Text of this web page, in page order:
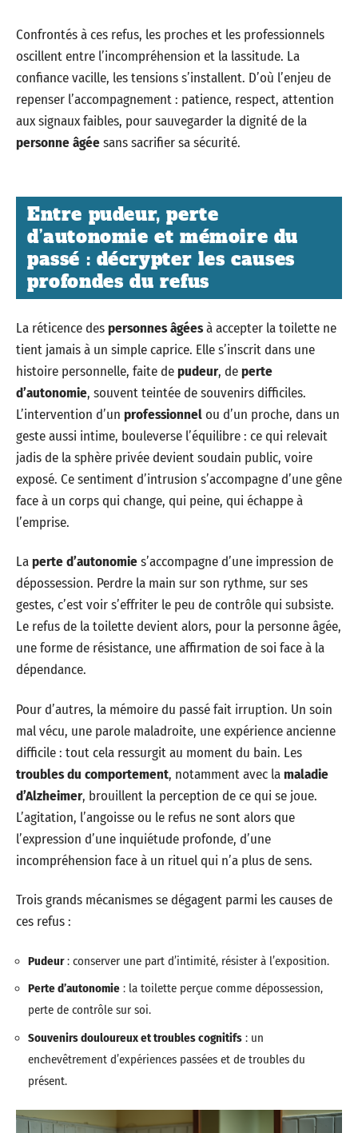
Confrontés à ces refus, les proches et les professionnels
oscillent entre l’incompréhension et la lassitude. La
confiance vacille, les tensions s’installent. D’où l’enjeu de
repenser l’accompagnement : patience, respect, attention
aux signaux faibles, pour sauvegarder la dignité de la
personne âgéesans sacrifier sa sécurité.
Entre pudeur, perte
d’autonomie et mémoire du
passé : décrypter les causes
profondes du refus
La réticence despersonnes âgéesà accepter la toilette ne
tient jamais à un simple caprice. Elle s’inscrit dans une
histoire personnelle, faite depudeur, deperte
d’autonomie, souvent teintée de souvenirs difficiles.
L’intervention d’un professionnelou d’un proche, dans un
geste aussi intime, bouleverse l’équilibre : ce qui relevait
jadis de la sphère privée devient soudain public, voire
exposé. Ce sentiment d’intrusion s’accompagne d’une gêne
face à un corps qui change, qui peine, qui échappe à
l’emprise.
Laperte d’autonomies’accompagne d’une impression de
dépossession. Perdre la main sur son rythme, sur ses
gestes, c’est voir s’effriter le peu de contrôle qui subsiste.
Le refus de la toilette devient alors, pour la personne âgée,
une forme de résistance, une affirmation de soi face à la
dépendance.
Pour d’autres, la mémoire du passé fait irruption. Un soin
mal vécu, une parole maladroite, une expérience ancienne
difficile : tout cela ressurgit au moment du bain. Les
troubles du comportement, notamment avec lamaladie
d’Alzheimer, brouillent la perception de ce qui se joue.
L’agitation, l’angoisse ou le refus ne sont alors que
l’expression d’une inquiétude profonde, d’une
incompréhension face à un rituel qui n’a plus de sens.
Trois grands mécanismes se dégagent parmi les causes de
ces refus :
Pudeur: conserver une part d’intimité, résister à l’exposition.
Perte d’autonomie : la toilette perçue comme dépossession,
perte de contrôle sur soi.
Souvenirs douloureux et troubles cognitifs : un
enchevêtrement d’expériences passées et de troubles du
présent.